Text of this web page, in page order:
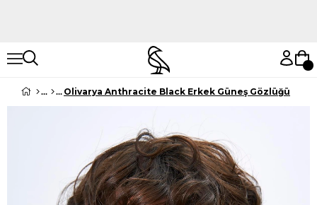
Olivarya Anthracite Black Erkek Güneş Gözlüğü